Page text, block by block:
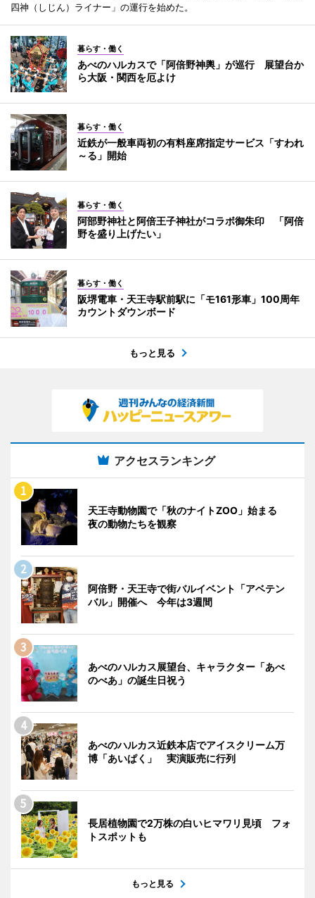
四神（しじん）ライナー」の運行を始めた。
暮らす・働く
あべのハルカスで「阿倍野神輿」が巡行 展望台か
ら大阪・関西を厄よけ
暮らす・働く
近鉄が一般車両初の有料座席指定サービス「すわれ
～る」開始
暮らす・働く
阿部野神社と阿倍王子神社がコラボ御朱印 「阿倍
野を盛り上げたい」
暮らす・働く
阪堺電車・天王寺駅前駅に「モ161形車」100周年
カウントダウンボード
もっと見る
アクセスランキング
天王寺動物園で「秋のナイトZOO」始まる
夜の動物たちを観察
阿倍野・天王寺で街バルイベント「アベテン
バル」開催へ 今年は3週間
あべのハルカス展望台、キャラクター「あべ
のべあ」の誕生日祝う
あべのハルカス近鉄本店でアイスクリーム万
博「あいぱく」 実演販売に行列
長居植物園で2万株の白いヒマワリ見頃 フォ
トスポットも
もっと見る